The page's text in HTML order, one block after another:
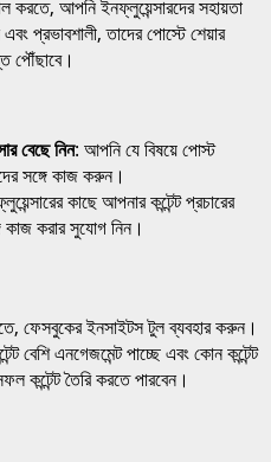
আপনি ইনফ্লুয়েন্সারদের সহায়তা
প্রভাবশালী, তাদের পোস্টে শেয়ার
পৌঁছাবে।
বেছে নিন: আপনি যে বিষয়ে পোস্ট
সঙ্গে কাজ করুন।
কাছে আপনার কন্টেন্ট প্রচারের
কাজ করার সুযোগ নিন।
ফেসবুকের ইনসাইটস টুল ব্যবহার করুন।
বেশি এনগেজমেন্ট পাচ্ছে এবং কোন কন্টেন্ট
তৈরি করতে পারবেন।